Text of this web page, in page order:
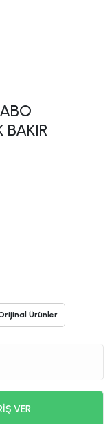
BAKIR
Ürünler
VER